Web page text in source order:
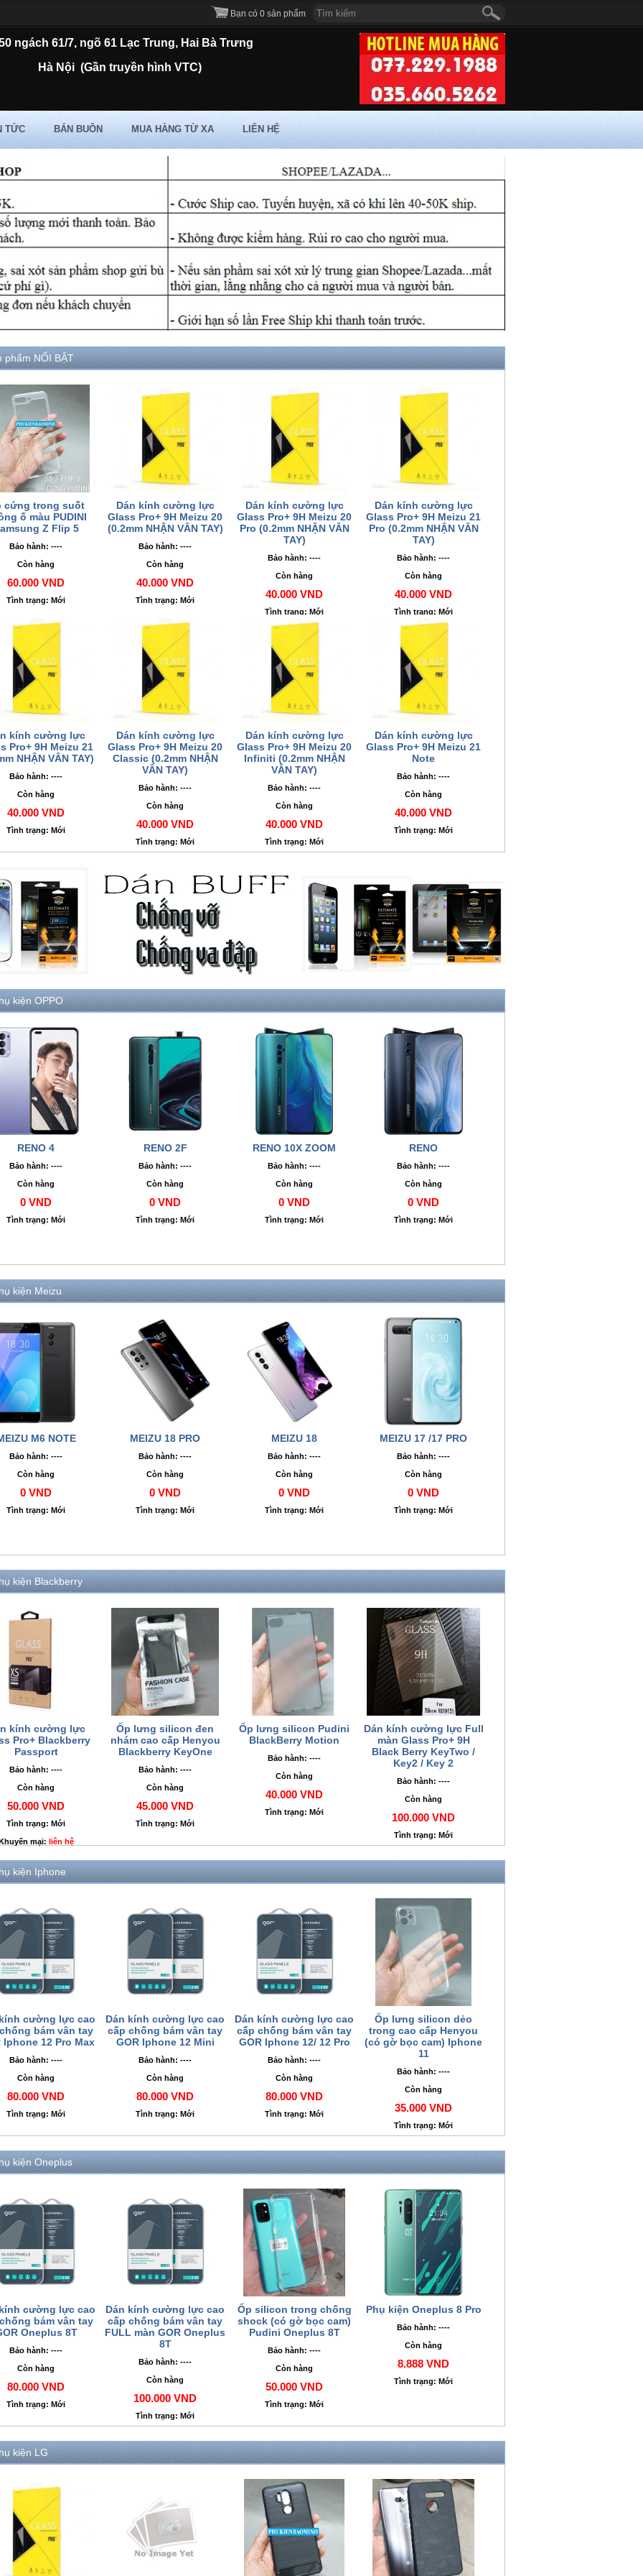
Bạn có 0 sản phẩm
ngách 61/7, ngõ 61 Lạc Trung, Hai Bà Trưng
Hà Nội (Gần truyền hình VTC)
TỨC BÁN BUÔN MUA HÀNG TỪ XA LIÊN HỆ
phẩm NỔI BẬT
cứng trong suốt
ố màu PUDINI
Z Flip 5
Bảo hành: ----
Còn hàng
60.000 VND
Tình trạng: Mới
Dán kính cường lực
Glass Pro+ 9H Meizu 20
(0.2mm NHẬN VÂN TAY)
Bảo hành: ----
Còn hàng
40.000 VND
Tình trạng: Mới
Dán kính cường lực
Glass Pro+ 9H Meizu 20
Pro (0.2mm NHẬN VÂN
TAY)
Bảo hành: ----
Còn hàng
40.000 VND
Tình trạng: Mới
Dán kính cường lực
Glass Pro+ 9H Meizu 21
Pro (0.2mm NHẬN VÂN
TAY)
Bảo hành: ----
Còn hàng
40.000 VND
Tình trạng: Mới
kính cường lực
Pro+ 9H Meizu 21
NHẬN VÂN TAY)
Bảo hành: ----
Còn hàng
40.000 VND
Tình trạng: Mới
Dán kính cường lực
Glass Pro+ 9H Meizu 20
Classic (0.2mm NHẬN
VÂN TAY)
Bảo hành: ----
Còn hàng
40.000 VND
Tình trạng: Mới
Dán kính cường lực
Glass Pro+ 9H Meizu 20
Infiniti (0.2mm NHẬN
VÂN TAY)
Bảo hành: ----
Còn hàng
40.000 VND
Tình trạng: Mới
Dán kính cường lực
Glass Pro+ 9H Meizu 21
Note
Bảo hành: ----
Còn hàng
40.000 VND
Tình trạng: Mới
kiện OPPO
RENO 4
Bảo hành: ----
Còn hàng
0 VND
Tình trạng: Mới
RENO 2F
Bảo hành: ----
Còn hàng
0 VND
Tình trạng: Mới
RENO 10X ZOOM
Bảo hành: ----
Còn hàng
0 VND
Tình trạng: Mới
RENO
Bảo hành: ----
Còn hàng
0 VND
Tình trạng: Mới
kiện Meizu
M6 NOTE
Bảo hành: ----
Còn hàng
0 VND
Tình trạng: Mới
MEIZU 18 PRO
Bảo hành: ----
Còn hàng
0 VND
Tình trạng: Mới
MEIZU 18
Bảo hành: ----
Còn hàng
0 VND
Tình trạng: Mới
MEIZU 17 /17 PRO
Bảo hành: ----
Còn hàng
0 VND
Tình trạng: Mới
kiện Blackberry
kính cường lực
Pro+ Blackberry
Passport
Bảo hành: ----
Còn hàng
50.000 VND
Tình trạng: Mới
mại: liên hệ
Ốp lưng silicon đen
nhám cao cấp Henyou
Blackberry KeyOne
Bảo hành: ----
Còn hàng
45.000 VND
Tình trạng: Mới
Ốp lưng silicon Pudini
BlackBerry Motion
Bảo hành: ----
Còn hàng
40.000 VND
Tình trạng: Mới
Dán kính cường lực Full
màn Glass Pro+ 9H
Black Berry KeyTwo /
Key2 / Key 2
Bảo hành: ----
Còn hàng
100.000 VND
Tình trạng: Mới
kiện Iphone
cường lực cao
bám vân tay
Iphone 12 Pro Max
Bảo hành: ----
Còn hàng
80.000 VND
Tình trạng: Mới
Dán kính cường lực cao
cấp chống bám vân tay
GOR Iphone 12 Mini
Bảo hành: ----
Còn hàng
80.000 VND
Tình trạng: Mới
Dán kính cường lực cao
cấp chống bám vân tay
GOR Iphone 12/ 12 Pro
Bảo hành: ----
Còn hàng
80.000 VND
Tình trạng: Mới
Ốp lưng silicon dẻo
trong cao cấp Henyou
(có gờ bọc cam) Iphone
11
Bảo hành: ----
Còn hàng
35.000 VND
Tình trạng: Mới
kiện Oneplus
cường lực cao
bám vân tay
Oneplus 8T
Bảo hành: ----
Còn hàng
80.000 VND
Tình trạng: Mới
Dán kính cường lực cao
cấp chống bám vân tay
FULL màn GOR Oneplus
8T
Bảo hành: ----
Còn hàng
100.000 VND
Tình trạng: Mới
Ốp silicon trong chống
shock (có gờ bọc cam)
Pudini Oneplus 8T
Bảo hành: ----
Còn hàng
50.000 VND
Tình trạng: Mới
Phụ kiện Oneplus 8 Pro
Bảo hành: ----
Còn hàng
8.888 VND
Tình trạng: Mới
kiện LG